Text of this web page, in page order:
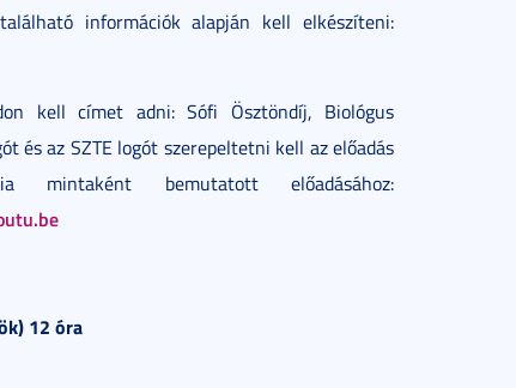
információk alapján kell elkészíteni:
kell címet adni: Sófi Ösztöndíj, Biológus
és az SZTE logót szerepeltetni kell az előadás
bemutatott előadásához:
12 óra